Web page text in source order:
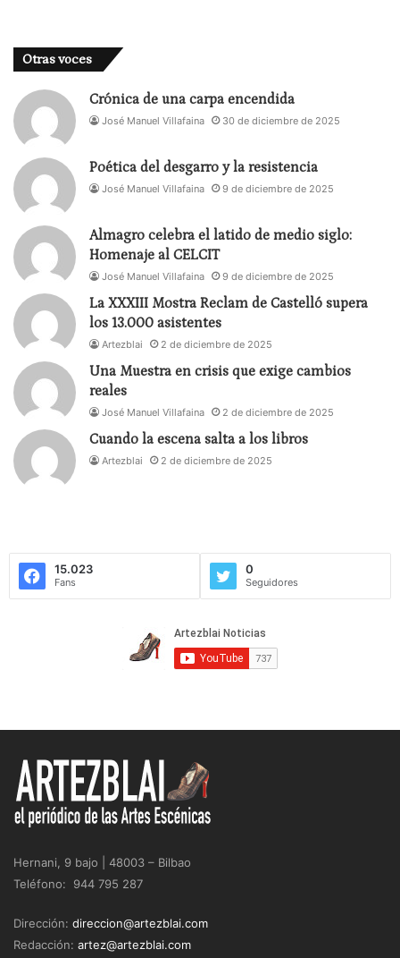
Otras voces
Crónica de una carpa encendida
José Manuel Villafaina 30 de diciembre de 2025
Poética del desgarro y la resistencia
José Manuel Villafaina 9 de diciembre de 2025
Almagro celebra el latido de medio siglo:
Homenaje al CELCIT
José Manuel Villafaina 9 de diciembre de 2025
La XXXIII Mostra Reclam de Castelló supera
los 13.000 asistentes
Artezblai 2 de diciembre de 2025
Una Muestra en crisis que exige cambios
reales
José Manuel Villafaina 2 de diciembre de 2025
Cuando la escena salta a los libros
Artezblai 2 de diciembre de 2025
15.023
Fans
0
Seguidores
Hernani, 9 bajo | 48003 – Bilbao
Teléfono: 944 795 287
Dirección: direccion@artezblai.com
Redacción: artez@artezblai.com